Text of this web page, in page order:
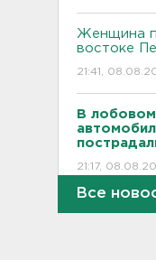
Женщина
востоке
21:41,
В
21:17,
Все